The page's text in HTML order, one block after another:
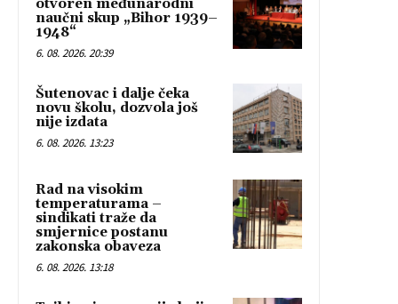
otvoren međunarodni
naučni skup „Bihor 1939–
1948“
6. 08. 2026. 20:39
Šutenovac i dalje čeka
novu školu, dozvola još
nije izdata
6. 08. 2026. 13:23
Rad na visokim
temperaturama –
sindikati traže da
smjernice postanu
zakonska obaveza
6. 08. 2026. 13:18